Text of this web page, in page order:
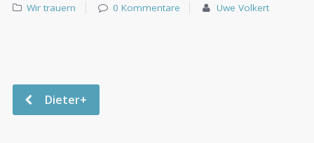
Wir trauern 0 Kommentare Uwe Volkert
Dieter+